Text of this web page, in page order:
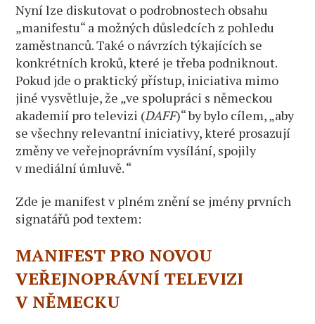
Nyní lze diskutovat o podrobnostech obsahu
„manifestu“ a možných důsledcích z pohledu
zaměstnanců. Také o návrzích týkajících se
konkrétních kroků, které je třeba podniknout.
Pokud jde o praktický přístup, iniciativa mimo
jiné vysvětluje, že „ve spolupráci s německou
akademií pro televizi (DAFF)“ by bylo cílem, „aby
se všechny relevantní iniciativy, které prosazují
změny ve veřejnoprávním vysílání, spojily
v mediální úmluvě. “
Zde je manifest v plném znění se jmény prvních
signatářů pod textem:
MANIFEST PRO NOVOU
VEŘEJNOPRÁVNÍ TELEVIZI
V NĚMECKU